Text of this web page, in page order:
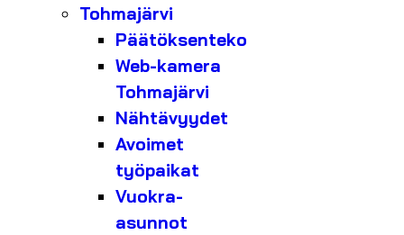
Tohmajärvi
Päätöksenteko
Web-kamera
Tohmajärvi
Nähtävyydet
Avoimet
työpaikat
Vuokra-
asunnot